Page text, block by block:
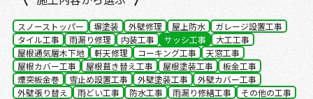
スノーストッパー 塀塗装 外壁修理 屋上防水
ガレージ設置工事
タイル工事
雨漏り修理 内装工事 サッシ工事
大工工事
屋根通気層木下地
軒天修理 コーキング工事
天窓工事
屋根カバー工事
屋根葺き替え工事 屋根塗装工事
板金工事
煙突板金巻
雪止め設置工事 外壁塗装工事
外壁カバー工事
外壁張り替え
雨どい工事 防水工事 雨漏り修繕工事 その他の工事